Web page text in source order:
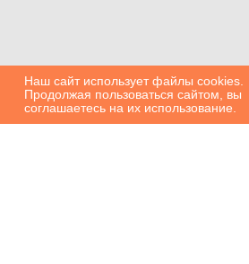
Наш сайт использует файлы cookies.
Продолжая пользоваться сайтом, вы
соглашаетесь на их использование.